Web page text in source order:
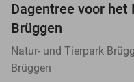
Dagentree voor het
Brüggen
Natur- und Tierpark
Brüggen